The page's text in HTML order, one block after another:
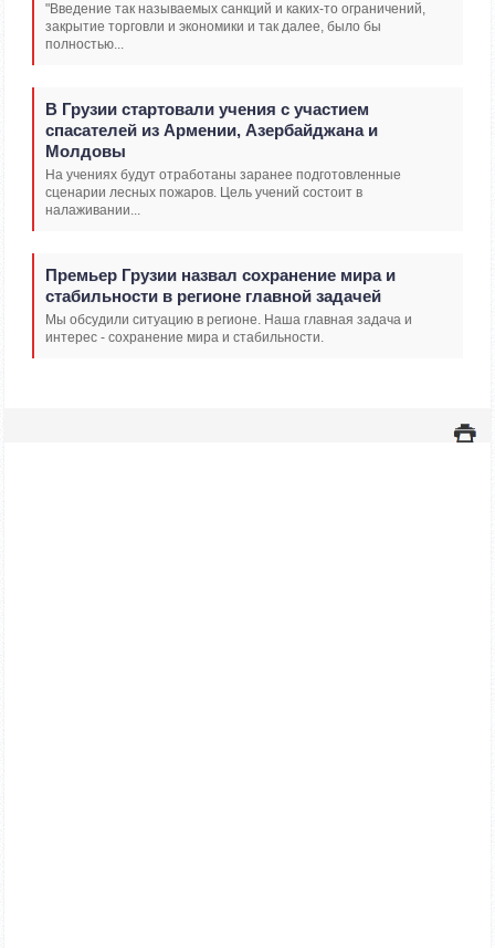
"Введение так называемых санкций и каких-то ограничений,
закрытие торговли и экономики и так далее, было бы
полностью...
В Грузии стартовали учения с участием
спасателей из Армении, Азербайджана и
Молдовы
На учениях будут отработаны заранее подготовленные
сценарии лесных пожаров. Цель учений состоит в
налаживании...
Премьер Грузии назвал сохранение мира и
стабильности в регионе главной задачей
Мы обсудили ситуацию в регионе. Наша главная задача и
интерес - сохранение мира и стабильности.